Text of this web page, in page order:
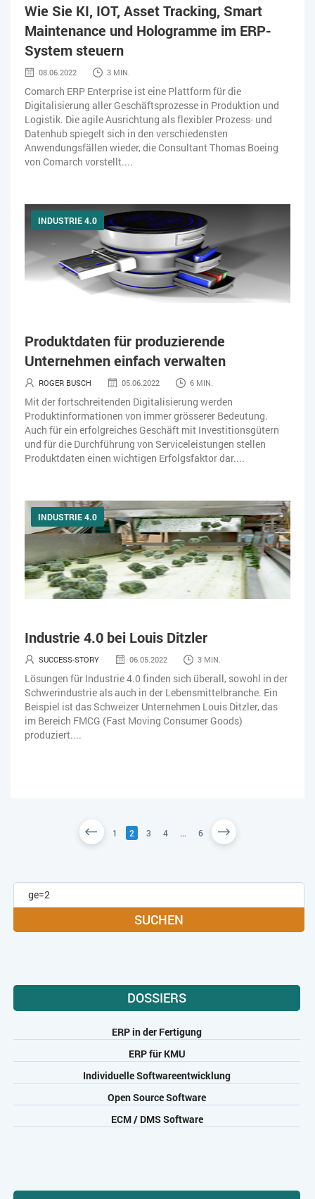
Wie Sie KI, IOT, Asset Tracking, Smart
Maintenance und Hologramme im ERP-
System steuern
08.06.2022 3 MIN.
Comarch ERP Enterprise ist eine Plattform für die
Digitalisierung aller Geschäftsprozesse in Produktion und
Logistik. Die agile Ausrichtung als flexibler Prozess- und
Datenhub spiegelt sich in den verschiedensten
Anwendungsfällen wieder, die Consultant Thomas Boeing
von Comarch vorstellt....
INDUSTRIE 4.0
Produktdaten für produzierende
Unternehmen einfach verwalten
ROGER BUSCH 05.06.2022 6 MIN.
Mit der fortschreitenden Digitalisierung werden
Produktinformationen von immer grösserer Bedeutung.
Auch für ein erfolgreiches Geschäft mit Investitionsgütern
und für die Durchführung von Serviceleistungen stellen
Produktdaten einen wichtigen Erfolgsfaktor dar....
INDUSTRIE 4.0
Industrie 4.0 bei Louis Ditzler
SUCCESS-STORY 06.05.2022 3 MIN.
Lösungen für Industrie 4.0 finden sich überall, sowohl in der
Schwerindustrie als auch in der Lebensmittelbranche. Ein
Beispiel ist das Schweizer Unternehmen Louis Ditzler, das
im Bereich FMCG (Fast Moving Consumer Goods)
produziert....
1 2 3 4 ... 6
SUCHEN
DOSSIERS
ERP in der Fertigung
ERP für KMU
Individuelle Softwareentwicklung
Open Source Software
ECM / DMS Software